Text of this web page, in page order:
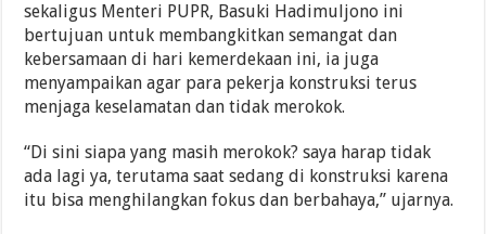
sekaligus Menteri PUPR, Basuki Hadimuljono ini
bertujuan untuk membangkitkan semangat dan
kebersamaan di hari kemerdekaan ini, ia juga
menyampaikan agar para pekerja konstruksi terus
menjaga keselamatan dan tidak merokok.
“Di sini siapa yang masih merokok? saya harap tidak
ada lagi ya, terutama saat sedang di konstruksi karena
itu bisa menghilangkan fokus dan berbahaya,” ujarnya.